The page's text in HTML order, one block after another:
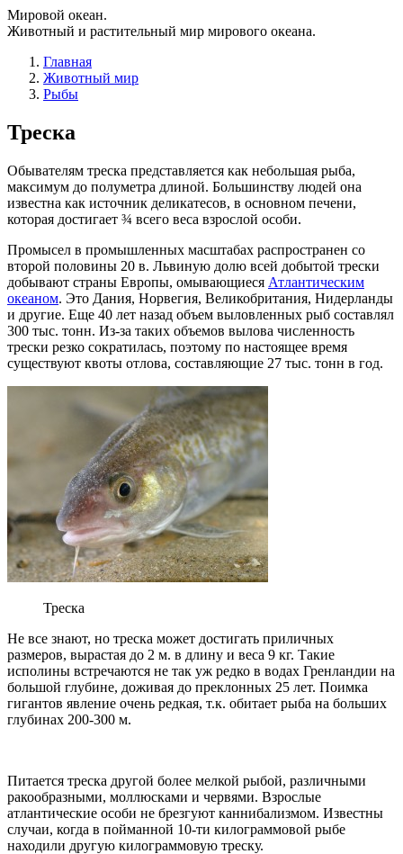
Мировой океан.
Животный и растительный мир мирового океана.
Главная
Животный мир
Рыбы
Треска
Обывателям треска представляется как небольшая рыба,
максимум до полуметра длиной. Большинству людей она
известна как источник деликатесов, в основном печени,
которая достигает ¾ всего веса взрослой особи.
Промысел в промышленных масштабах распространен со
второй половины 20 в. Львиную долю всей добытой трески
добывают страны Европы, омывающиеся Атлантическим
океаном. Это Дания, Норвегия, Великобритания, Нидерланды
и другие. Еще 40 лет назад объем выловленных рыб составлял
300 тыс. тонн. Из-за таких объемов вылова численность
трески резко сократилась, поэтому по настоящее время
существуют квоты отлова, составляющие 27 тыс. тонн в год.
Треска
Не все знают, но треска может достигать приличных
размеров, вырастая до 2 м. в длину и веса 9 кг. Такие
исполины встречаются не так уж редко в водах Гренландии на
большой глубине, доживая до преклонных 25 лет. Поимка
гигантов явление очень редкая, т.к. обитает рыба на больших
глубинах 200-300 м.
Питается треска другой более мелкой рыбой, различными
ракообразными, моллюсками и червями. Взрослые
атлантические особи не брезгуют каннибализмом. Известны
случаи, когда в пойманной 10-ти килограммовой рыбе
находили другую килограммовую треску.